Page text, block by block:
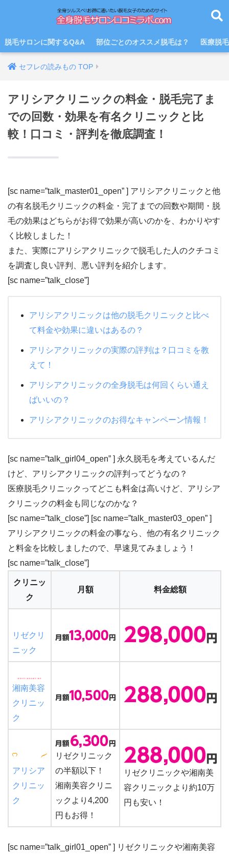
脱毛サロンに関するQ&A 部位ごとのオススメ脱毛は？ 医療脱
アリシアクリニックの料金・脱毛完了ま
での回数・効果を有名クリニックと比
較！口コミ・評判を徹底調査！
[sc name=”talk_master01_open” ] アリシアクリニックと他
の有名脱毛クリニックの料金・完了までの回数や期間・脱
毛の効果はどちらがお得で効果が高いのかを、わかりやす
く比較しました！
また、実際にアリシアクリニックで脱毛した人のクチコミ
を調査し良い評判、悪い評判を紹介します。
[sc name=”talk_close”]
アリシアクリニックは他の脱毛クリニックと比べ
て料金や効果に違いはあるの？
アリシアクリニックの実際の評判は？口コミを教
えて！
アリシアクリニックの全身脱毛は何回くらい通え
ばいいの？
アリシアクリニックのお得なキャンペーン情報！
[sc name=”talk_girl04_open” ] 永久脱毛を考えているんだ
けど、アリシアクリニックの評判ってどうなの？
医療脱毛クリニックってどこも料金は高いけど、アリシア
クリニックの料金も同じなのかな？
[sc name=”talk_close”] [sc name=”talk_master03_open” ]
アリシアクリニックの料金の事なら、他の有名クリニック
と料金を比較しましたので、早速見てみましょう！
[sc name=”talk_close”]
クリニッ
ク
月額 料金総額
リゼクリ
ニック
湘南美容
クリニッ
ク
アリシア
クリニッ
ク
リゼクリニック
の半額以下！
湘南美容クリニ
ック より 4,200
円もお得！
リゼクリニックや湘南美
容クリニック より 約10万
円も安い！
[sc name=”talk_girl01_open” ] リゼクリニックや湘南美容